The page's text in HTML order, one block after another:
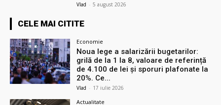
Vlad - 5 august 2026
CELE MAI CITITE
Economie
Noua lege a salarizării bugetarilor:
grilă de la 1 la 8, valoare de referință
de 4.100 de lei și sporuri plafonate la
20%. Ce...
Vlad - 17 iulie 2026
Actualitate